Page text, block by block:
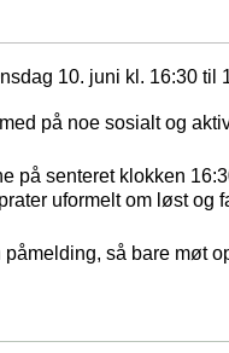
10. juni kl. 16:30 til
på noe sosialt og
på senteret klokken
uformelt om løst og
påmelding, så bare møt